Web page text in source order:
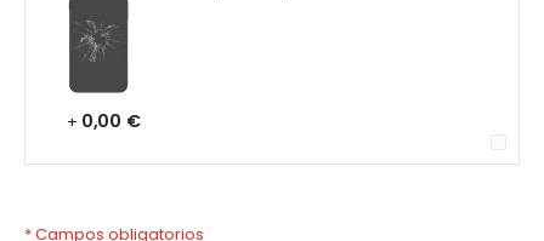
+ 0,00 €
* Campos obligatorios